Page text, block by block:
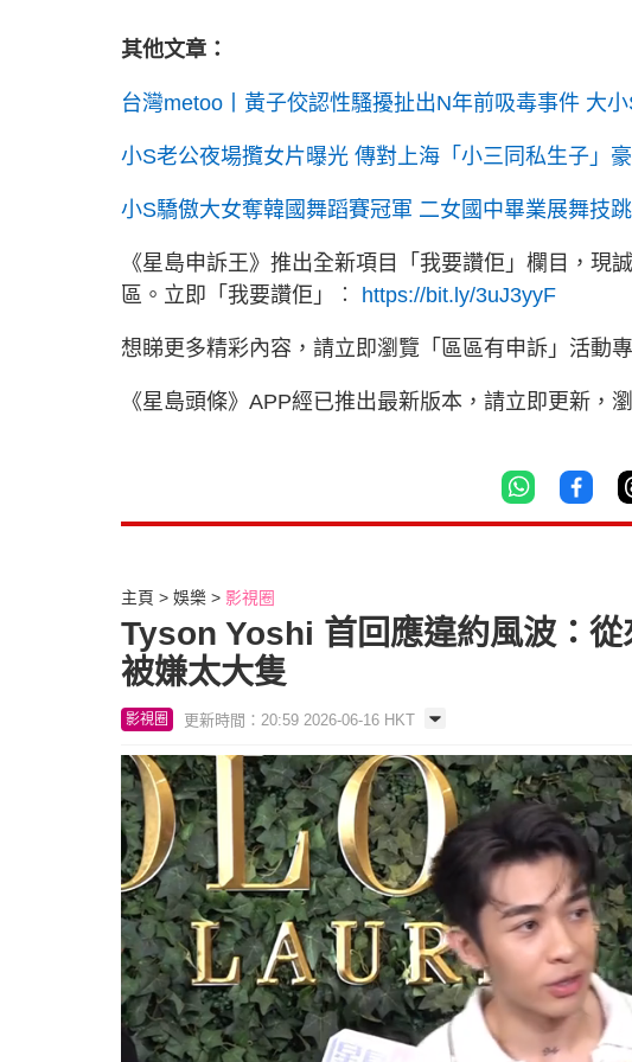
其他文章：
台灣metoo丨黃子佼認性騷擾扯出N年前吸毒事件 大
小S老公夜場攬女片曝光 傳對上海「小三同私生子」
小S驕傲大女奪韓國舞蹈賽冠軍 二女國中畢業展舞技
《星島申訴王》推出全新項目「我要讚佢」欄目，現
區。立即「我要讚佢」︰ https://bit.ly/3uJ3yyF
想睇更多精彩內容，請立即瀏覽「區區有申訴」活動專
《星島頭條》APP經已推出最新版本，請立即更新，
主頁 娛樂 影視圈
Tyson Yoshi 首回應違約風波：從
被嫌太大隻
影視圈 更新時間：20:59 2026-06-16 HKT